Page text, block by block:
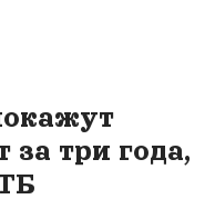
три года,